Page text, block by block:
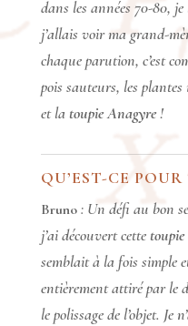
dans les années 70-80,
j’allais voir ma grand-
chaque parution, c’est
pois sauteurs, les
et latoupie Anagyre!
QU’EST-CE
Bruno: Un défi au bon
j’ai découvert cettetoupie
semblait à la fois simple
entièrement attiré par le
le polissage de l’objet.